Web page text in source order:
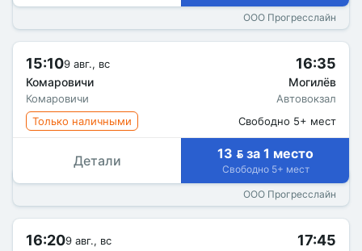
ООО Прогресслайн
15:109 авг., вс
Комаровичи
Комаровичи
16:35
Могилёв
Автовокзал
Только наличными
Свободно 5+ мест
Детали 13  за 1 место
Свободно 5+ мест
ООО Прогресслайн
16:209 авг., вс 17:45